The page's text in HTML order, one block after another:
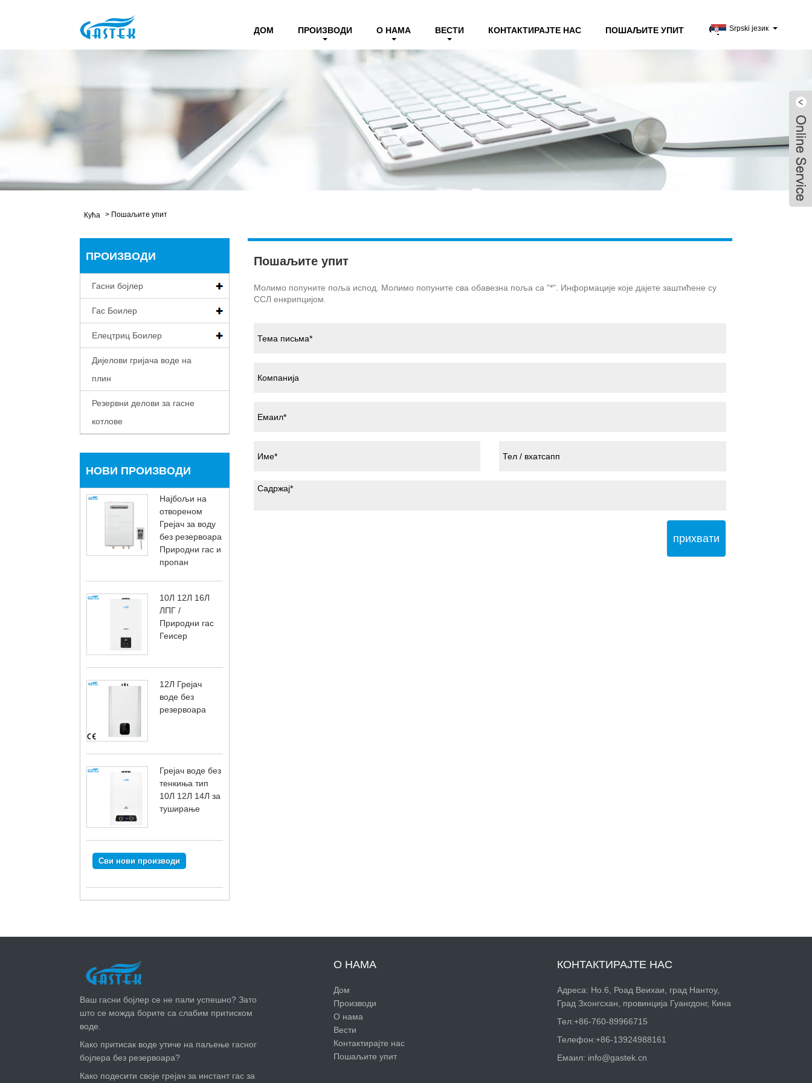
Srpski језик
ДОМ ПРОИЗВОДИ О НАМА ВЕСТИ КОНТАКТИРАЈТЕ НАС ПОШАЉИТЕ УПИТ
Кућа > Пошаљите упит
ПРОИЗВОДИ
Гасни бојлер
Гас Боилер
Елецтриц Боилер
Дијелови гријача воде на
плин
Резервни делови за гасне
котлове
НОВИ ПРОИЗВОДИ
Најбољи на
отвореном
Грејач за воду
без резервоара
Природни гас и
пропан
10Л 12Л 16Л
ЛПГ /
Природни гас
Геисер
12Л Грејач
воде без
резервоара
Грејач воде без
тенкиња тип
10Л 12Л 14Л за
туширање
Сви нови производи
Пошаљите упит
Молимо попуните поља испод. Молимо попуните сва обавезна поља са "*". Информације које дајете заштићене су
ССЛ енкрипцијом.
прихвати
КОНТАКТИРАЈТЕ НАС
Адреса: Но.6, Роад Веихаи, град Нантоу,
Град Зхонгсхан, провинција Гуангдонг, Кина
Тел:+86-760-89966715
Телефон:+86-13924988161
Емаил: info@gastek.cn
О НАМА
Дом
Производи
О нама
Вести
Контактирајте нас
Пошаљите упит
НАЈНОВИЈЕ ВЕСТИ
Ваш гасни бојлер се не пали успешно? Зато
што се можда борите са слабим притиском
воде.
Како притисак воде утиче на паљење гасног
бојлера без резервоара?
Како подесити своје грејач за инстант гас за